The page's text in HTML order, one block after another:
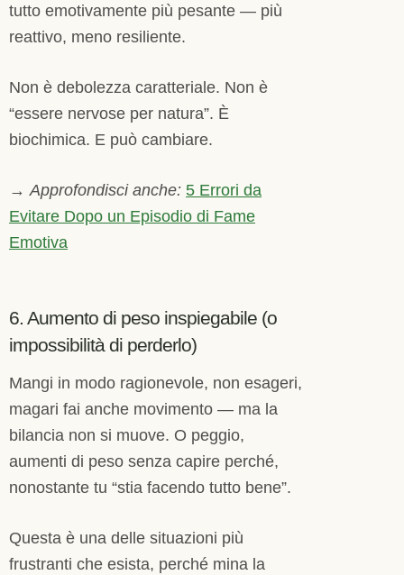
tutto emotivamente più pesante — più
reattivo, meno resiliente.
Non è debolezza caratteriale. Non è
“essere nervose per natura”. È
biochimica. E può cambiare.
→ Approfondisci anche: 5 Errori da
Evitare Dopo un Episodio di Fame
Emotiva
6. Aumento di peso inspiegabile (o
impossibilità di perderlo)
Mangi in modo ragionevole, non esageri,
magari fai anche movimento — ma la
bilancia non si muove. O peggio,
aumenti di peso senza capire perché,
nonostante tu “stia facendo tutto bene”.
Questa è una delle situazioni più
frustranti che esista, perché mina la